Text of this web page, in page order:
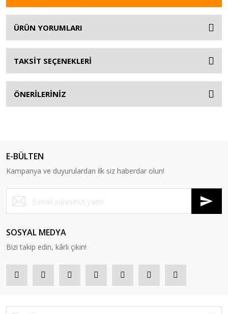
ÜRÜN YORUMLARI
TAKSİT SEÇENEKLERİ
ÖNERİLERİNİZ
E-BÜLTEN
Kampanya ve duyurulardan ilk siz haberdar olun!
SOSYAL MEDYA
Bizi takip edin, kârlı çıkın!